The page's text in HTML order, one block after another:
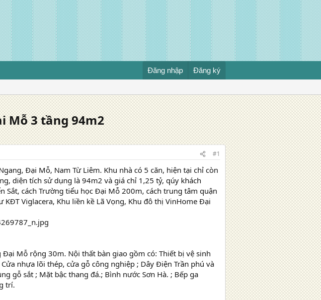
Đăng nhập Đăng ký
Mỗ 3 tầng 94m2
#1
Đại Mỗ, Nam Từ Liêm. Khu nhà có 5 căn, hiện tại chỉ còn
diện tích sử dụng là 94m2 và giá chỉ 1,25 tỷ, qúy khách
Sắt, cách Trường tiểu học Đại Mỗ 200m, cách trung tâm quận
Viglacera, Khu liền kề Lã Vọng, Khu đô thị VinHome Đại
Mỗ rộng 30m. Nội thất bàn giao gồm có: Thiết bị vệ sinh
nhựa lõi thép, cửa gỗ công nghiệp ; Dây Điện Trần phú và
gỗ sắt ; Mặt bậc thang đá.; Bình nước Sơn Hà. ; Bếp ga
trí.